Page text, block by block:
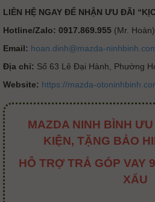
LIÊN HỆ NGAY ĐỂ NHẬN ƯU ĐÃI
Hotline/Zalo: 0917.869.955 (Mr. Hoàn)
Email: hoan.dinh@mazda-
Địa chỉ: Số 63 Lê Đại Hành, Phường
Website: https://mazda-
MAZDA NINH BÌNH
KIỆN, TẶNG BẢO
HỖ TRỢ TRẢ GÓP VAY
XẤU